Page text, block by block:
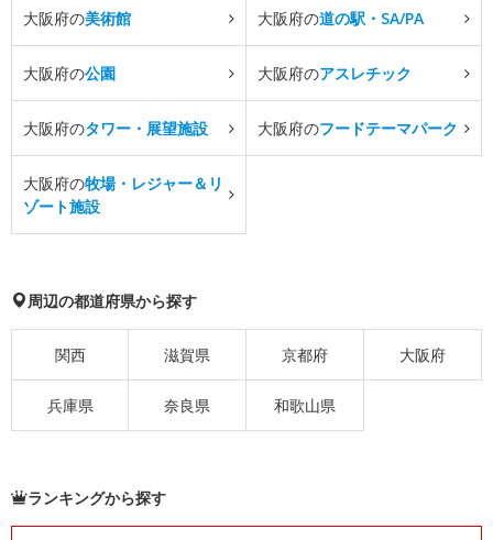
大阪府の美術館 大阪府の道の駅・SA/PA
大阪府の公園 大阪府のアスレチック
大阪府のタワー・展望施設 大阪府のフードテーマパーク
大阪府の牧場・レジャー＆リ
ゾート施設
周辺の都道府県から探す
関西 滋賀県 京都府 大阪府
兵庫県 奈良県 和歌山県
ランキングから探す